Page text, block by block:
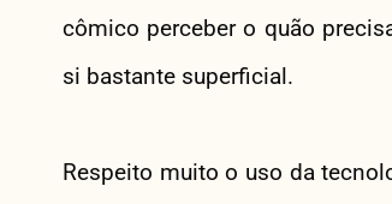
cômico perceber o quão
si bastante superficial.
Respeito muito o uso da